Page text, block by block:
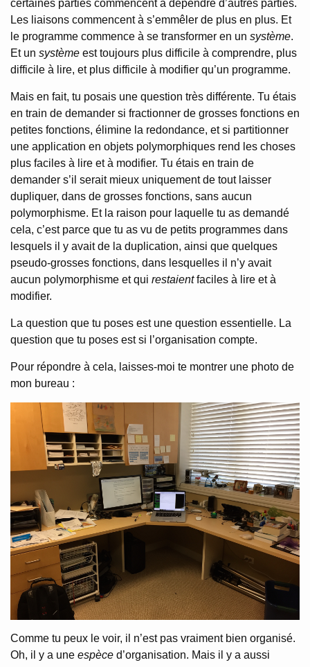
certaines parties commencent à dépendre d’autres parties.
Les liaisons commencent à s’emmêler de plus en plus. Et
le programme commence à se transformer en un système.
Et un système est toujours plus difficile à comprendre, plus
difficile à lire, et plus difficile à modifier qu’un programme.
Mais en fait, tu posais une question très différente. Tu étais
en train de demander si fractionner de grosses fonctions en
petites fonctions, élimine la redondance, et si partitionner
une application en objets polymorphiques rend les choses
plus faciles à lire et à modifier. Tu étais en train de
demander s’il serait mieux uniquement de tout laisser
dupliquer, dans de grosses fonctions, sans aucun
polymorphisme. Et la raison pour laquelle tu as demandé
cela, c’est parce que tu as vu de petits programmes dans
lesquels il y avait de la duplication, ainsi que quelques
pseudo-grosses fonctions, dans lesquelles il n’y avait
aucun polymorphisme et qui restaientfaciles à lire et à
modifier.
La question que tu poses est une question essentielle. La
question que tu poses est si l’organisation compte.
Pour répondre à cela, laisses-moi te montrer une photo de
mon bureau :
Comme tu peux le voir, il n’est pas vraiment bien organisé.
Oh, il y a une espèce d’organisation. Mais il y a aussi